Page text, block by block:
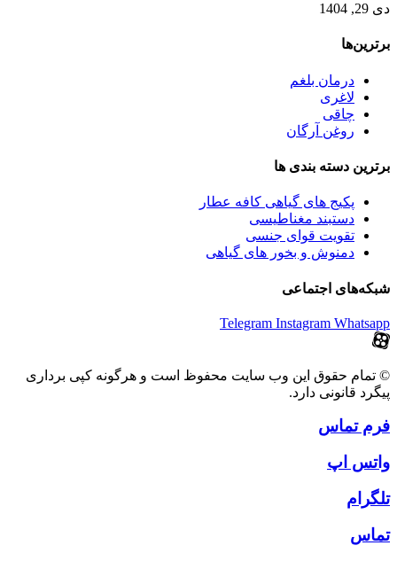
دی 29, 1404
برترین‌ها
درمان بلغم
لاغری
چاقی
روغن آرگان
برترین‌ دسته بندی ها
پکیج های گیاهی کافه عطار
دستبند مغناطیسی
تقویت قوای جنسی
دمنوش و بخور های گیاهی
شبکه‌های اجتماعی
Telegram Instagram Whatsapp
© تمام حقوق این وب سایت محفوظ است و هرگونه کپی برداری
پیگرد قانونی دارد.
فرم تماس
واتس اپ
تلگرام
تماس